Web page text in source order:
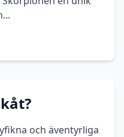
och äventyrliga